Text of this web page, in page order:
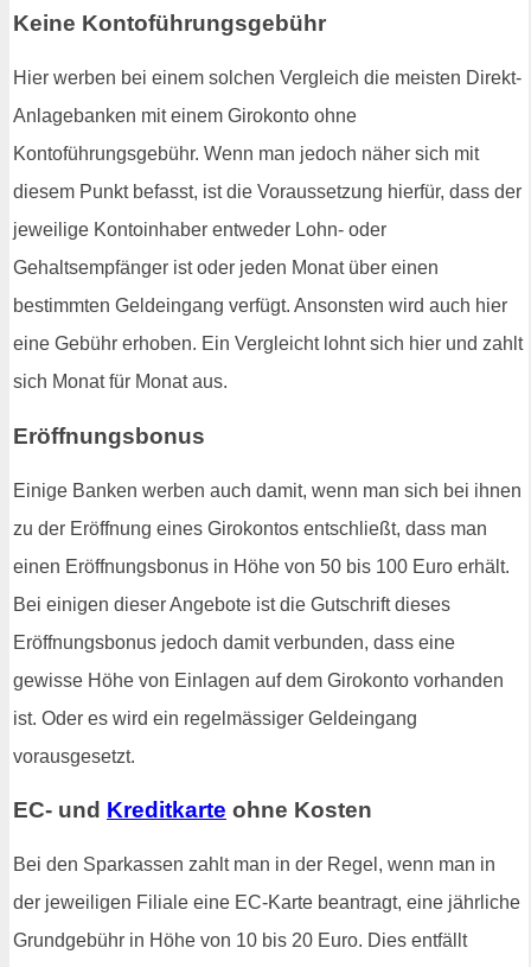
Keine Kontoführungsgebühr
Hier werben bei einem solchen Vergleich die meisten Direkt-
Anlagebanken mit einem Girokonto ohne
Kontoführungsgebühr. Wenn man jedoch näher sich mit
diesem Punkt befasst, ist die Voraussetzung hierfür, dass der
jeweilige Kontoinhaber entweder Lohn- oder
Gehaltsempfänger ist oder jeden Monat über einen
bestimmten Geldeingang verfügt. Ansonsten wird auch hier
eine Gebühr erhoben. Ein Vergleicht lohnt sich hier und zahlt
sich Monat für Monat aus.
Eröffnungsbonus
Einige Banken werben auch damit, wenn man sich bei ihnen
zu der Eröffnung eines Girokontos entschließt, dass man
einen Eröffnungsbonus in Höhe von 50 bis 100 Euro erhält.
Bei einigen dieser Angebote ist die Gutschrift dieses
Eröffnungsbonus jedoch damit verbunden, dass eine
gewisse Höhe von Einlagen auf dem Girokonto vorhanden
ist. Oder es wird ein regelmässiger Geldeingang
vorausgesetzt.
EC- und Kreditkarte ohne Kosten
Bei den Sparkassen zahlt man in der Regel, wenn man in
der jeweiligen Filiale eine EC-Karte beantragt, eine jährliche
Grundgebühr in Höhe von 10 bis 20 Euro. Dies entfällt